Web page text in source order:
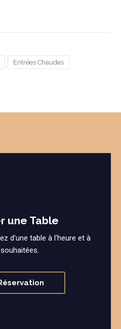
Entrées Chaudes
une Table
d'une table à l'heure et à